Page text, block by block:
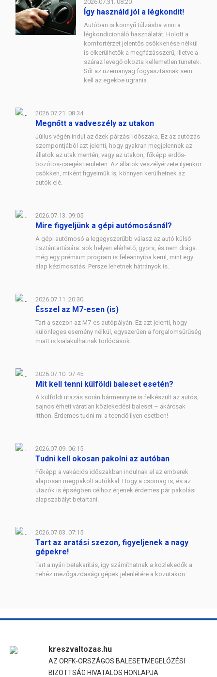
2026.07.31. 08:20
Így használd jól a légkondit!
Autóban is könnyű túlzásba vinni a
légkondicionáló használatát. Holott a
komfortérzet jelentős csökkenése nélkül
is elkerülhetők a megfázásszerű, illetve a
száraz levegő okozta kellemetlen tünetek.
Sőt az üzemanyag fogyasztásnak sem
kell az egekbe ugrania.
2026.07.21. 08:34
Megnőtt a vadveszély az utakon
Július végén indul az őzek párzási időszaka. Ez az autózás
szempontjából azt jelenti, hogy gyakran megjelennek az
állatok az utak mentén, vagy az utakon, főképp erdős-
bozótos-cserjés területen. Az állatok veszélyérzete ilyenkor
csökken, miként figyelmük is, könnyen kerülhetnek az
autók elé.
2026.07.13. 09:05
Mire figyeljünk a gépi autómosásnál?
A gépi autómosó a legegyszerűbb válasz az autó külső
tisztántartására: sok helyen elérhető, gyors, és nem drága:
még egy prémium program is feleannyiba kerül, mint egy
alap kézimosatás. Persze lehetnek hátrányok is.
2026.07.11. 20:30
Ésszel az M7-esen (is)
Tart a szezon az M7-es autópályán. Ez azt jelenti, hogy
különleges esemény nélkül, egyszerűen a forgalomsűrűség
miatt is kialakulhatnak torlódások.
2026.07.10. 07:45
Mit kell tenni külföldi baleset esetén?
A külföldi utazás során bármennyire is felkészült az autós,
sajnos érheti váratlan közlekedési baleset – akárcsak
itthon. Érdemes tudni mi a teendő ilyen esetben!
2026.07.09. 06:15
Tudni kell okosan pakolni az autóban
Főképp a vakációs időszakban indulnak el az emberek
alaposan megpakolt autókkal. Hogy a csomag is, és az
utazók is épségben célhoz érjenek érdemes pár pakolási
alapszabályt betartani.
2026.07.03. 07:15
Tart az aratási szezon, figyeljenek a nagy
gépekre!
Tart a nyári betakarítás, így számíthatnak a közlekedők a
nehéz mezőgazdasági gépek jelenlétére a közutakon.
kreszvaltozas.hu
AZ ORFK-ORSZÁGOS BALESETMEGELŐZÉSI
BIZOTTSÁG HIVATALOS HONLAPJA